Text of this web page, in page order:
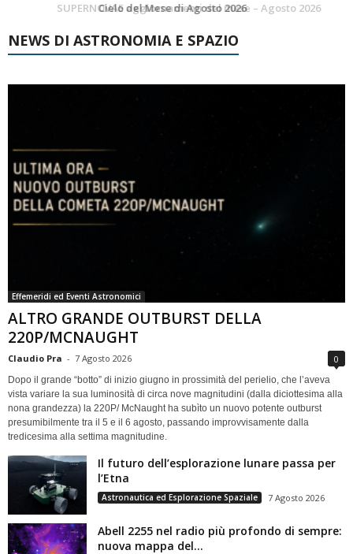
SUPERNOVAE aggiornamenti del mese – Agosto 2026
Le Comete del mese di Agosto: LA 10P/TEMPEL AL PERIELIO
NEWS DI ASTRONOMIA E SPAZIO
Effemeridi ed Eventi Astronomici
ALTRO GRANDE OUTBURST DELLA
220P/MCNAUGHT
Claudio Pra - 7 Agosto 2026 0
Dopo il grande “botto” di inizio giugno in prossimità del perielio, che l’aveva
vista variare la sua luminosità di circa nove magnitudini (dalla diciottesima alla
nona grandezza) la 220P/ McNaught ha subìto un nuovo potente outburst
presumibilmente tra il 5 e il 6 agosto, passando improvvisamente dalla
tredicesima alla settima magnitudine.
Il futuro dell’esplorazione lunare passa per
l’Etna
Astronautica ed Esplorazione Spaziale 7 Agosto 2026
Abell 2255 nel radio più profondo di sempre:
nuova mappa del...